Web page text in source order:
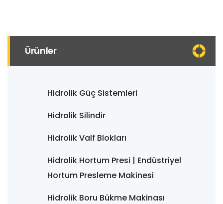
Ürünler
Hidrolik Güç Sistemleri
Hidrolik Silindir
Hidrolik Valf Blokları
Hidrolik Hortum Presi | Endüstriyel
Hortum Presleme Makinesi
Hidrolik Boru Bükme Makinası